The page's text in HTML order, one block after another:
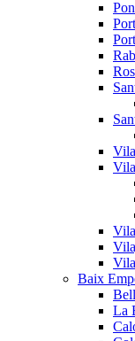
Baix
La